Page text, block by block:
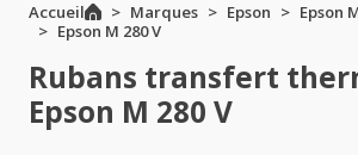
Accueil Marques Epson
Epson
Epson M 280 V
Rubans transfert
Epson M 280 V